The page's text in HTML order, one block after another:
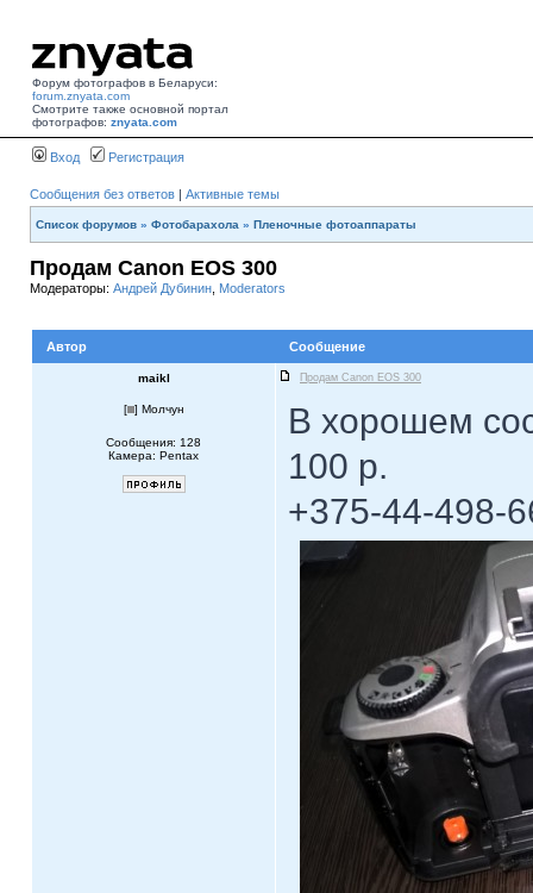
Форум фотографов в Беларуси:
forum.znyata.com
Смотрите также основной портал
фотографов: znyata.com
Вход Регистрация
Сообщения без ответов | Активные темы
Список форумов » Фотобарахола » Пленочные фотоаппараты
Продам Canon EOS 300
Модераторы: Андрей Дубинин Moderators
Автор Сообщение
maikl Продам Canon EOS 300
[ ] Молчун
Сообщения: 128
Камера: Pentax
В хорошем
100 р.
+375-44-498-